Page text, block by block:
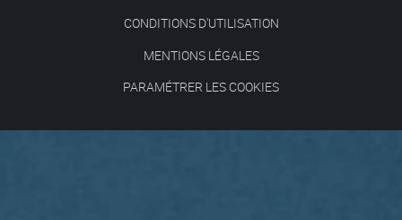
CONDITIONS D'UTILISATION
MENTIONS LÉGALES
PARAMÉTRER LES COOKIES